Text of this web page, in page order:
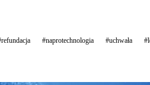
#naprotechnologia #uchwała